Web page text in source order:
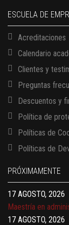
ESCUELA DE
Acreditaciones
Calendario
Clientes y
Preguntas
Descuentos y
Política de
Políticas de
Políticas de
PRÓXIMAMENTE
13 AGOSTO, 2026
17 AGOSTO, 2026
Gerencia de
17 AGOSTO, 2026
Maestría en
17 AGOSTO, 2026